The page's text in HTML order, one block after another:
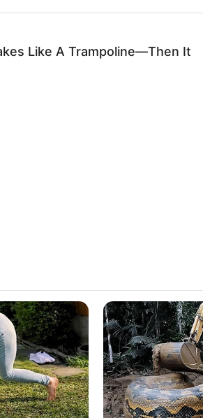
UNIRSE AL CANAL DE WHATSAPP
Like A Trampoline—Then It